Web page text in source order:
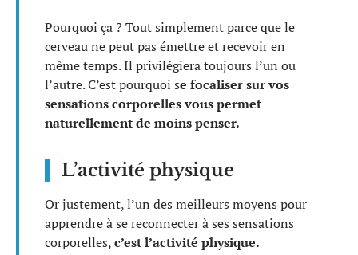
Pourquoi ça ? Tout simplement parce que le
cerveau ne peut pas émettre et recevoir en
même temps. Il privilégiera toujours l’un ou
l’autre. C’est pourquoi se focaliser sur vos
sensations corporelles vous permet
naturellement de moins penser.
L’activité physique
Or justement, l’un des meilleurs moyens pour
apprendre à se reconnecter à ses sensations
corporelles,c’est l’activité physique.